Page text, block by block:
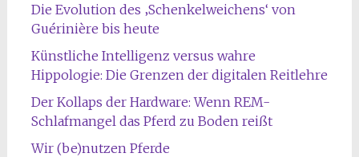
Die Evolution des ‚Schenkelweichens‘ von
Guérinière bis heute
Künstliche Intelligenz versus wahre
Hippologie: Die Grenzen der digitalen Reitlehre
Der Kollaps der Hardware: Wenn REM-
Schlafmangel das Pferd zu Boden reißt
Wir (be)nutzen Pferde